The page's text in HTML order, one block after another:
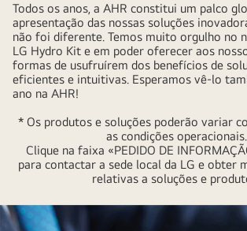
Todos os anos, a AHR constitui um palco
apresentação das nossas soluções
não foi diferente. Temos muito orgulho no
LG Hydro Kit e em poder oferecer aos
formas de usufruírem dos benefícios de
eficientes e intuitivas. Esperamos vê-lo
ano na AHR!
* Os produtos e soluções poderão variar
as condições operacionais.
Clique na faixa «PEDIDO DE
para contactar a sede local da LG e obter
relativas a soluções e